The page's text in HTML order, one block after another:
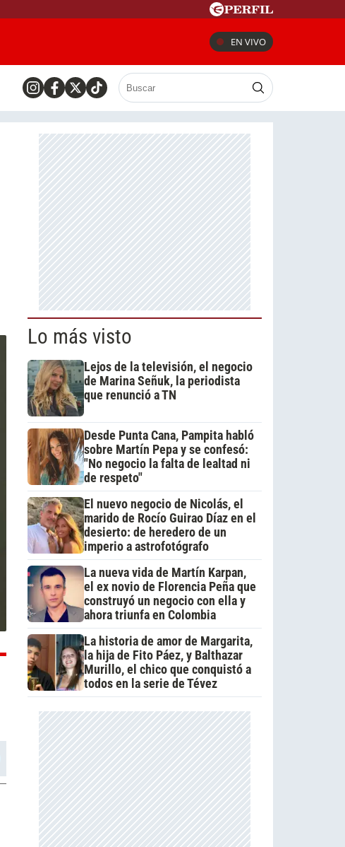
EN VIVO
Lo más visto
Lejos de la televisión, el negocio
de Marina Señuk, la periodista
que renunció a TN
Desde Punta Cana, Pampita habló
sobre Martín Pepa y se confesó:
"No negocio la falta de lealtad ni
de respeto"
El nuevo negocio de Nicolás, el
marido de Rocío Guirao Díaz en el
desierto: de heredero de un
imperio a astrofotógrafo
La nueva vida de Martín Karpan,
el ex novio de Florencia Peña que
construyó un negocio con ella y
ahora triunfa en Colombia
La historia de amor de Margarita,
la hija de Fito Páez, y Balthazar
Murillo, el chico que conquistó a
todos en la serie de Tévez